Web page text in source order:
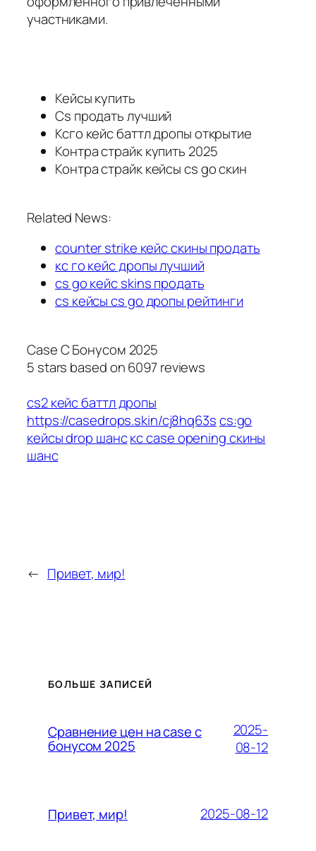
участниками.
Кейсы купить
Cs продать лучший
Ксго кейс баттл дропы открытие
Контра страйк купить 2025
Контра страйк кейсы cs go скин
Related News:
counter strike кейс скины продать
кс го кейс дропы лучший
cs go кейс skins продать
cs кейсы cs go дропы рейтинги
Case С Бонусом 2025
5 stars based on6097reviews
cs2 кейс баттл дропы
https://casedrops.skin/cj8hq63scs:go
кейсы drop шанскс case opening скины
шанс
← Привет, мир!
БОЛЬШЕ ЗАПИСЕЙ
Сравнение цен на case с
бонусом 2025
2025-
08-12
Привет, мир! 2025-08-12